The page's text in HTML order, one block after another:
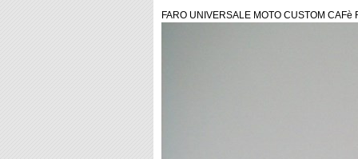
FARO UNIVERSALE MOTO CUSTOM